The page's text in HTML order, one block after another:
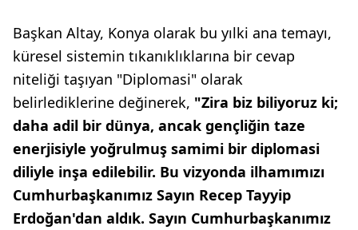
Başkan Altay, Konya olarak bu yılki ana temayı,
küresel sistemin tıkanıklıklarına bir cevap
niteliği taşıyan "Diplomasi" olarak
belirlediklerine değinerek, "Zira biz biliyoruz ki;
daha adil bir dünya, ancak gençliğin taze
enerjisiyle yoğrulmuş samimi bir diplomasi
diliyle inşa edilebilir. Bu vizyonda ilhamımızı
Cumhurbaşkanımız Sayın Recep Tayyip
Erdoğan'dan aldık. Sayın Cumhurbaşkanımız